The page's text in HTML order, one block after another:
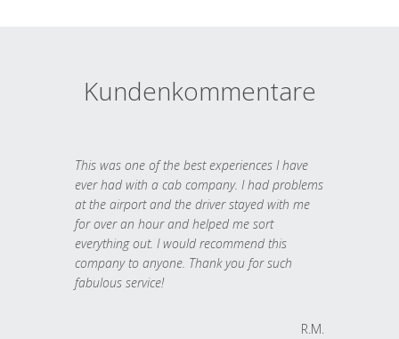
Kundenkommentare
This was one of the best experiences I have
ever had with a cab company. I had problems
at the airport and the driver stayed with me
for over an hour and helped me sort
everything out. I would recommend this
company to anyone. Thank you for such
fabulous service!
R.M.